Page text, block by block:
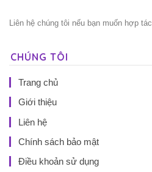
Liên hệ chúng tôi nếu bạn muốn hợp tác.
CHÚNG TÔI
Trang chủ
Giới thiệu
Liên hệ
Chính sách bảo mật
Điều khoản sử dụng